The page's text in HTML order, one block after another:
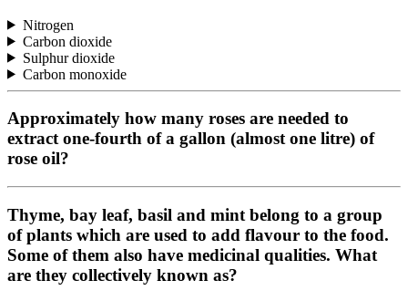
Nitrogen
Carbon dioxide
Sulphur dioxide
Carbon monoxide
Approximately how many roses are needed to
extract one-fourth of a gallon (almost one litre) of
rose oil?
Thyme, bay leaf, basil and mint belong to a group
of plants which are used to add flavour to the food.
Some of them also have medicinal qualities. What
are they collectively known as?